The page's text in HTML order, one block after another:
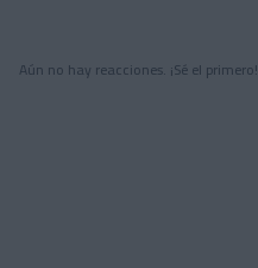
Aún no hay reacciones. ¡Sé el primero!